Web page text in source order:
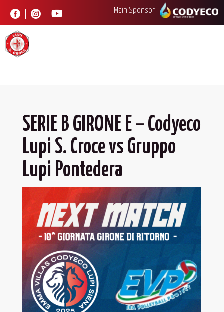
   Main Sponsor
SERIE B GIRONE E – Codyeco
Lupi S. Croce vs Gruppo
Lupi Pontedera